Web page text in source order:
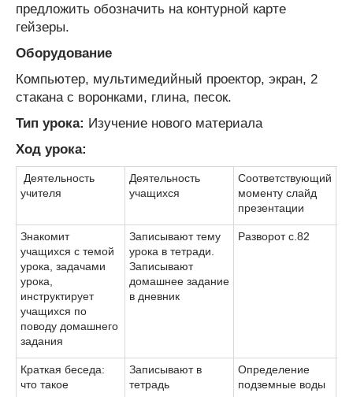
предложить обозначить на контурной карте
гейзеры.
Оборудование
Компьютер, мультимедийный проектор, экран, 2
стакана с воронками, глина, песок.
Тип урока: Изучение нового материала
Ход урока:
Деятельность
учителя
Деятельность
учащихся
Соответствующий
моменту слайд
презентации
Знакомит
учащихся с темой
урока, задачами
урока,
инструктирует
учащихся по
поводу домашнего
задания
Записывают тему
урока в тетради.
Записывают
домашнее задание
в дневник
Разворот с.82
Краткая беседа:
что такое
Записывают в
тетрадь
Определение
подземные воды